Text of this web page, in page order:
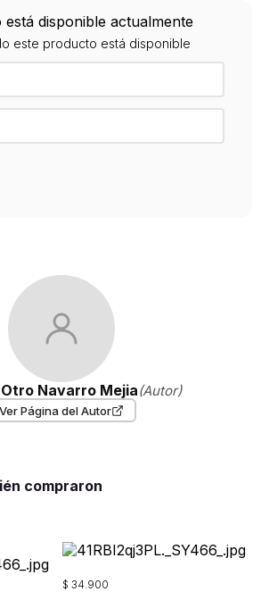
disponible actualmente
este producto está disponible
Navarro Mejia(Autor)
Ver Página del Autor
compraron
$ 34.900